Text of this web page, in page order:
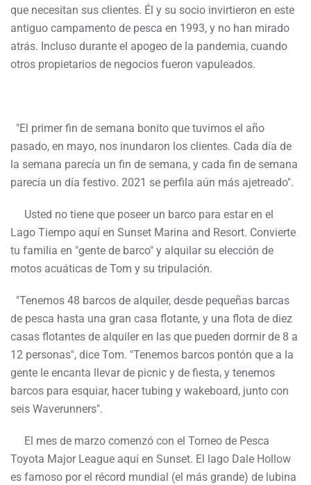
que necesitan sus clientes. Él y su socio invirtieron en este
antiguo campamento de pesca en 1993, y no han mirado
atrás. Incluso durante el apogeo de la pandemia, cuando
otros propietarios de negocios fueron vapuleados.
"El primer fin de semana bonito que tuvimos el año
pasado, en mayo, nos inundaron los clientes. Cada día de
la semana parecía un fin de semana, y cada fin de semana
parecía un día festivo. 2021 se perfila aún más ajetreado".
Usted no tiene que poseer un barco para estar en el
Lago Tiempo aquí en Sunset Marina and Resort. Convierte
tu familia en "gente de barco" y alquilar su elección de
motos acuáticas de Tom y su tripulación.
"Tenemos 48 barcos de alquiler, desde pequeñas barcas
de pesca hasta una gran casa flotante, y una flota de diez
casas flotantes de alquiler en las que pueden dormir de 8 a
12 personas", dice Tom. "Tenemos barcos pontón que a la
gente le encanta llevar de picnic y de fiesta, y tenemos
barcos para esquiar, hacer tubing y wakeboard, junto con
seis Waverunners".
El mes de marzo comenzó con el Torneo de Pesca
Toyota Major League aquí en Sunset. El lago Dale Hollow
es famoso por el récord mundial (el más grande) de lubina